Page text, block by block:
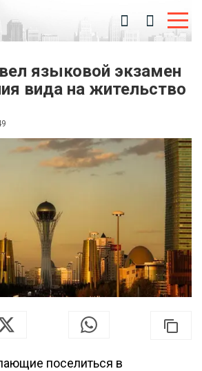
языковой экзамен
вида на жительство
поселиться в